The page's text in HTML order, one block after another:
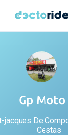
Gp Moto
jacques De
Cestas